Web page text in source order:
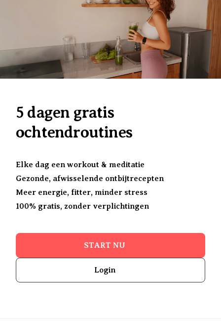
5 dagen gratis
ochtendroutines
Elke dag een workout & meditatie
Gezonde, afwisselende ontbijtrecepten
Meer energie, fitter, minder stress
100% gratis, zonder verplichtingen
START NU
Login